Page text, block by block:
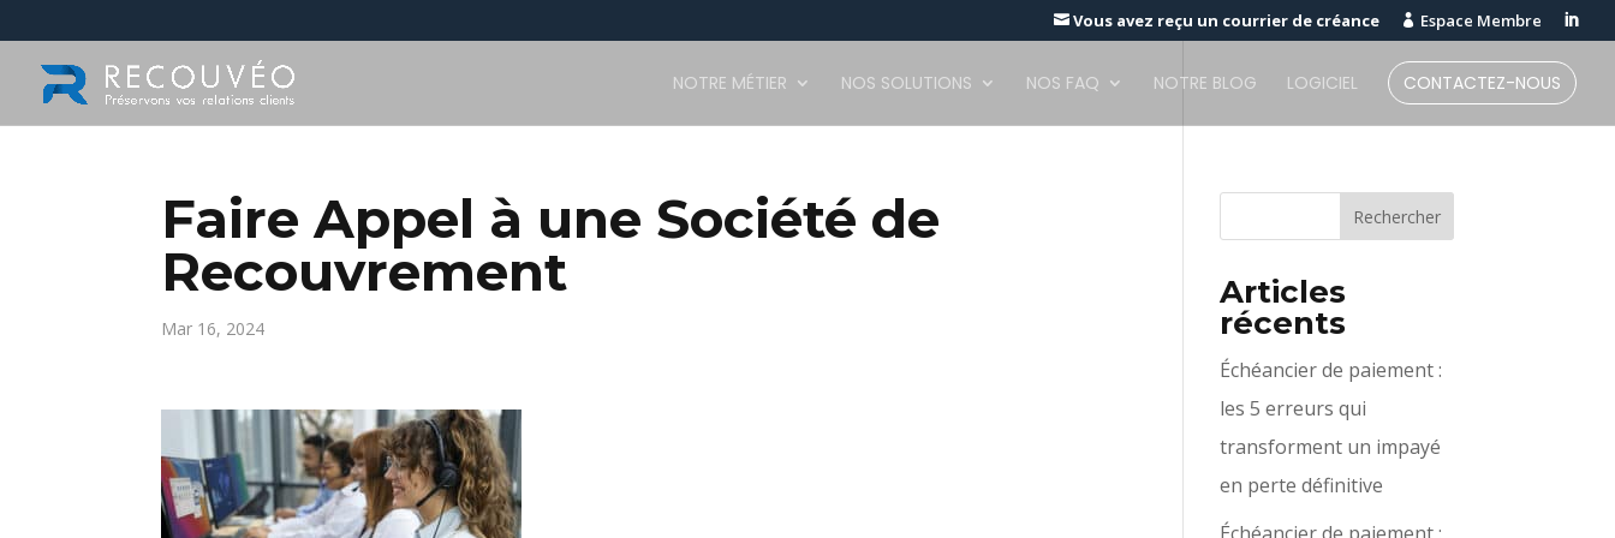
 Vous avez reçu un courrier de créance  Espace Membre 
NOTRE MÉTIER NOS SOLUTIONS NOS FAQ NOTRE BLOG LOGICIEL CONTACTEZ-NOUS
Faire Appel à une Société de
Recouvrement
Mar 16, 2024
Articles
récents
Échéancier de paiement :
les 5 erreurs qui
transforment un impayé
en perte définitive